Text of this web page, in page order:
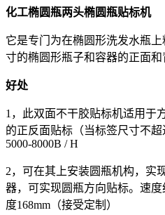
化工椭圆瓶两头椭圆瓶贴标机
它是专门为在椭圆形洗发水瓶
寸的椭圆形瓶子和容器的正面
好处
1，此双面不干胶贴标机适用于
的正反面贴标（当标签尺寸不
5000-8000B / H
2，可在其上安装圆瓶机构，实
器，可实现圆瓶方向贴标。速
度168mm（接受定制）